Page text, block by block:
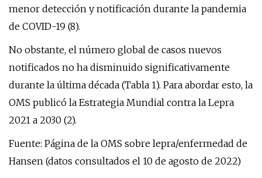
menor detección y notificación durante la pandemia
de COVID-19 (8).
No obstante, el número global de casos nuevos
notificados no ha disminuido significativamente
durante la última década (Tabla 1). Para abordar esto, la
OMS publicó la Estrategia Mundial contra la Lepra
2021 a 2030 (2).
Fuente: Página de la OMS sobre lepra/enfermedad de
Hansen (datos consultados el 10 de agosto de 2022)